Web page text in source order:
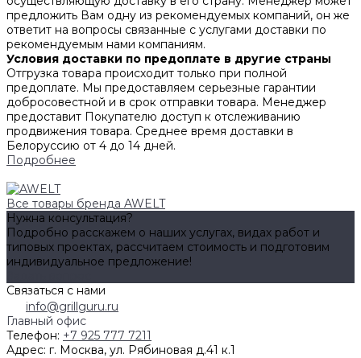
предложить Вам одну из рекомендуемых компаний, он же
ответит на вопросы связанные с услугами доставки по
рекомендуемым нами компаниям.
Условия доставки по предоплате в другие страны
Отгрузка товара происходит только при полной
предоплате. Мы предоставляем серьезные гарантии
добросовестной и в срок отправки товара. Менеджер
предоставит Покупателю доступ к отслеживанию
продвижения товара. Среднее время доставки в
Белоруссию от 4 до 14 дней.
Подробнее
Все товары бренда AWELT
Нужна консультация?
Подробно расскажем о наших услугах, видах работ и
типовых проектах, рассчитаем стоимость и подготовим
индивидуальное предложение!
Связаться с нами
info@grillguru.ru
Главный офис
Телефон: +7 925 777 7211
Адрес: г. Москва, ул. Рябиновая д.41 к.1